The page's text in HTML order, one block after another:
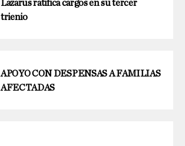
Lazarus ratifica cargos en su tercer
trienio
APOYO CON DESPENSAS A FAMILIAS
AFECTADAS